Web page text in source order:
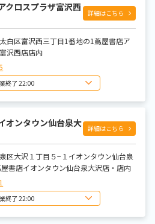
クロスプラザ富沢西
詳細はこちら
白区富沢西三丁目1番地の1蔦屋書店ア
沢西店店内
営業終了 22:00
8:00～22:00
9:00～22:00
8:00～22:00
オンタウン仙台泉大
詳細はこちら
区大沢１丁目５−１イオンタウン仙台泉
書店イオンタウン仙台泉大沢店・店内
営業終了 22:00
8:00～22:00